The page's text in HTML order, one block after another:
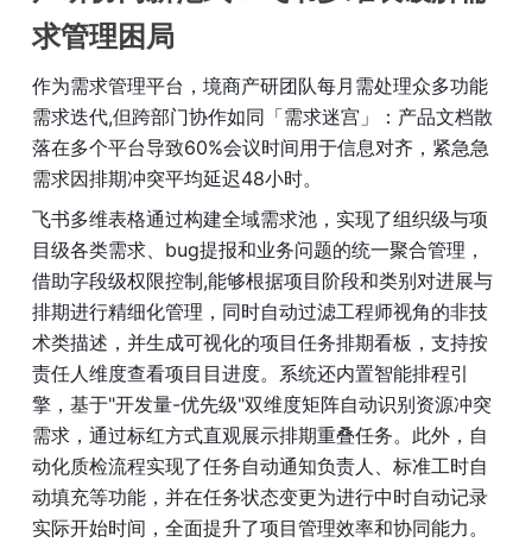
求管理困局
作为需求管理平台，境商产研团队每月需处理众多功能
需求迭代,但跨部门协作如同「需求迷宫」：产品文档散
落在多个平台导致60%会议时间用于信息对齐，紧急急
需求因排期冲突平均延迟48小时。
飞书多维表格通过构建全域需求池，实现了组织级与项
目级各类需求、bug提报和业务问题的统一聚合管理，
借助字段级权限控制,能够根据项目阶段和类别对进展与
排期进行精细化管理，同时自动过滤工程师视角的非技
术类描述，并生成可视化的项目任务排期看板，支持按
责任人维度查看项目目进度。系统还内置智能排程引
擎，基于"开发量-优先级"双维度矩阵自动识别资源冲突
需求，通过标红方式直观展示排期重叠任务。此外，自
动化质检流程实现了任务自动通知负责人、标准工时自
动填充等功能，并在任务状态变更为进行中时自动记录
实际开始时间，全面提升了项目管理效率和协同能力。